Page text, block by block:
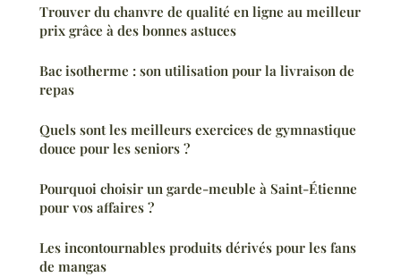
Trouver du chanvre de qualité en ligne au meilleur
prix grâce à des bonnes astuces
Bac isotherme : son utilisation pour la livraison de
repas
Quels sont les meilleurs exercices de gymnastique
douce pour les seniors ?
Pourquoi choisir un garde-meuble à Saint-Étienne
pour vos affaires ?
Les incontournables produits dérivés pour les fans
de mangas